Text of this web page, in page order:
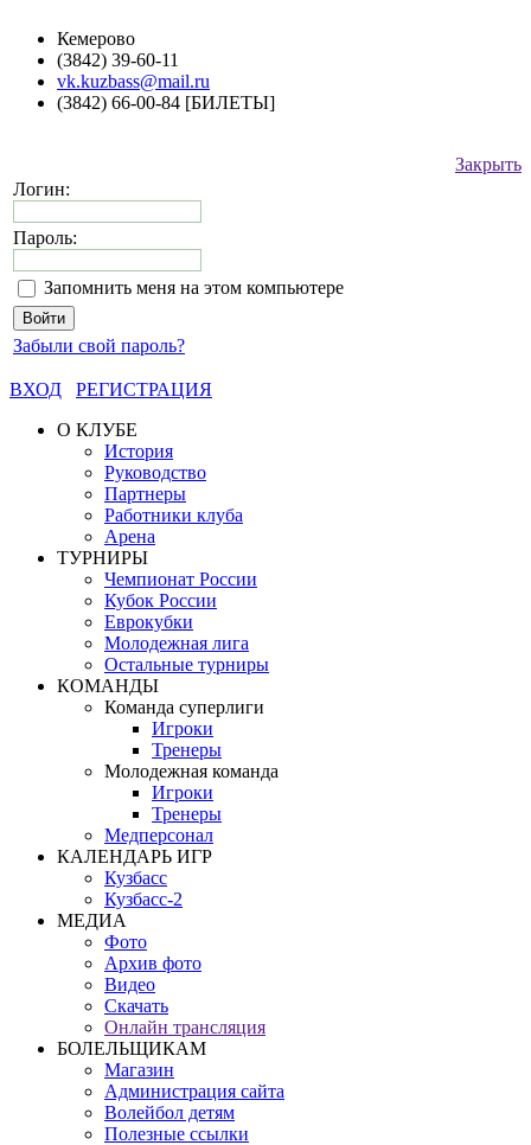
Кемерово
(3842) 39-60-11
vk.kuzbass@mail.ru
(3842) 66-00-84 [БИЛЕТЫ]
Закрыть
Логин:
Пароль:
Запомнить меня на этом компьютере
Забыли свой пароль?
ВХОД
РЕГИСТРАЦИЯ
О КЛУБЕ
История
Руководство
Партнеры
Работники клуба
Арена
ТУРНИРЫ
Чемпионат России
Кубок России
Еврокубки
Молодежная лига
Остальные турниры
КОМАНДЫ
Команда суперлиги
Игроки
Тренеры
Молодежная команда
Игроки
Тренеры
Медперсонал
КАЛЕНДАРЬ ИГР
Кузбасс
Кузбасс-2
МЕДИА
Фото
Архив фото
Видео
Скачать
Онлайн трансляция
БОЛЕЛЬЩИКАМ
Магазин
Администрация сайта
Волейбол детям
Полезные ссылки